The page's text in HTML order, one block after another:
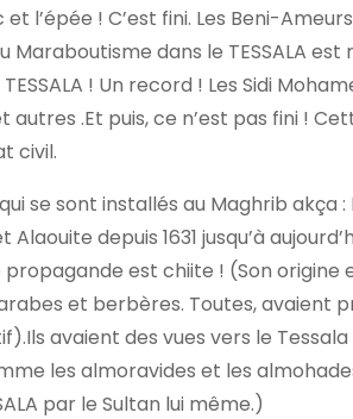
et l’épée ! C’est fini. Les Beni-
Maraboutisme dans le TESSALA
! Un record ! Les Sidi
autres .Et puis, ce n’est pas fini !
civil.
qui se sont installés au Maghrib akça
Alaouite depuis 1631 jusqu’à
est chiite ! (Son
et berbères. Toutes, avaient
avaient des vues vers le
les almoravides et les
par le Sultan lui même.)